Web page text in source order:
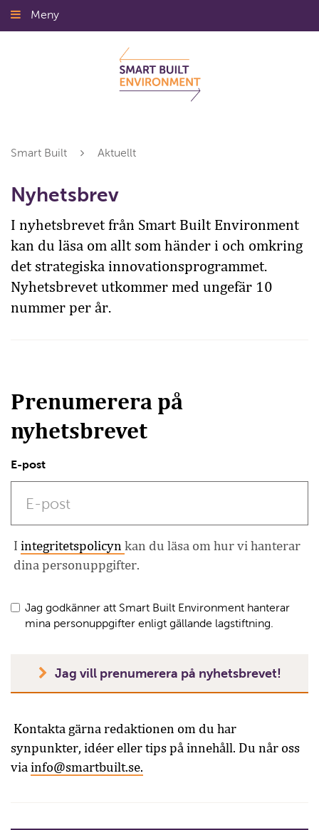
Gå
till
Meny
Smart Built Aktuellt
Nyhetsbrev
I nyhetsbrevet från Smart Built Environment
kan du läsa om allt som händer i och omkring
det strategiska innovationsprogrammet.
Nyhetsbrevet utkommer med ungefär 10
nummer per år.
Prenumerera på
nyhetsbrevet
E-post
I integritetspolicyn kan du läsa om hur vi hanterar
dina personuppgifter.
Jag godkänner att Smart Built Environment hanterar
mina personuppgifter enligt gällande lagstiftning.
Jag vill prenumerera på nyhetsbrevet!
Kontakta gärna redaktionen om du har
synpunkter, idéer eller tips på innehåll. Du når oss
via info@smartbuilt.se.